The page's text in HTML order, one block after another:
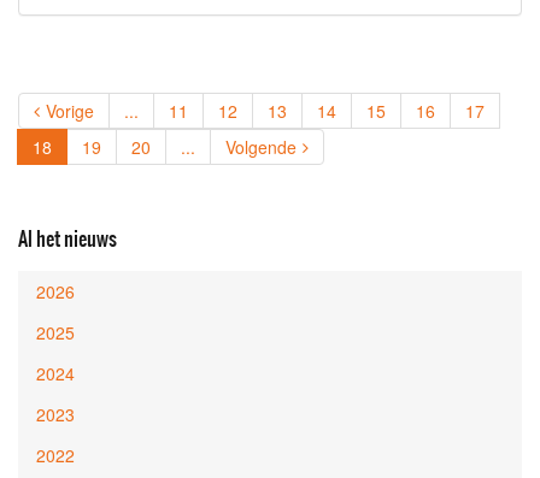
Vorige ... 11 12 13 14 15 16
17
18 (current)
19 20 ... Volgende
Al het nieuws
2026
2025
2024
2023
2022